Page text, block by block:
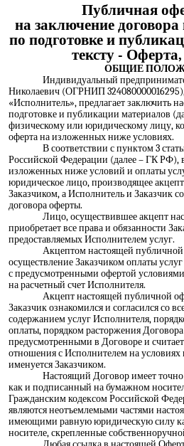
Публичная
на заключение договора
по подготовке и
тексту -
ОБЩИЕ
Индивидуальный
Николаевич (ОГРНИП
«Исполнитель», предлагает заключить
подготовке и публикации материалов
физическому или юридическому лицу,
оферта на изложенных ниже условиях.
В соответствии с пунктом 3
Российской Федерации (далее – ГК РФ),
изложенных ниже условий и оплаты
юридическое лицо, производящее
Заказчиком, а Исполнитель и Заказчик
договора оферты.
Лицо, осуществившее акцепт
приобретает все права и обязанности
предоставляемых Исполнителем услуг.
Акцептом настоящей публичной
осуществление Заказчиком оплаты
с предусмотренными офертой
на расчетный счет Исполнителя.
Акцепт настоящей публичной
Заказчик ознакомился и согласился со
содержанием услуг Исполнителя,
оплаты, порядком расторжения
предусмотренными в Договоре и
отношения с Исполнителем на
именуется Заказчиком.
Настоящий Договор имеет
как и подписанный на бумажном
Гражданским кодексом Российской
являются неотъемлемыми частями
имеющими равную юридическую силу
носителе, скрепленные